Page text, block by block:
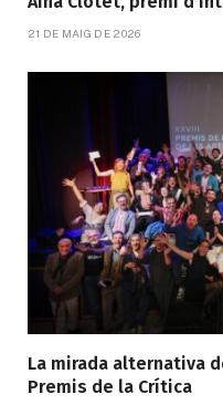
21 DE MAIG DE 2026
La mirada alternativa
Premis de la Crítica